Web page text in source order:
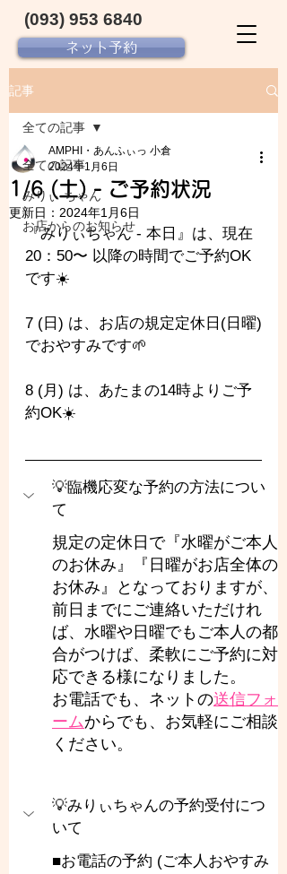
ネット予約
(093) 953 6840‬
記事
全ての記事
みりぃ ちゃん
お店からのお知らせ
全ての記事
1/6 (土) - ご予約状況
AMPHI・あんふぃっ 小倉
2024年1月6日
更新日： 2024年1月6日
『みりぃちゃん - 本日』は、現在
20：50〜 以降の時間でご予約OK
です☀️
7 (日) は、お店の規定定休日(日曜)
でおやすみです🌱
8 (月) は、あたまの14時よりご予
約OK☀️
💡臨機応変な予約の方法につい
て
規定の定休日で『水曜がご本人
のお休み』『日曜がお店全体の
お休み』となっておりますが、
前日までにご連絡いただけれ
ば、水曜や日曜でもご本人の都
合がつけば、柔軟にご予約に対
応できる様になりました。
お電話でも、ネットの送信フォ
ームからでも、お気軽にご相談
ください。
💡みりぃちゃんの予約受付につ
いて
■お電話の予約 (ご本人おやすみ